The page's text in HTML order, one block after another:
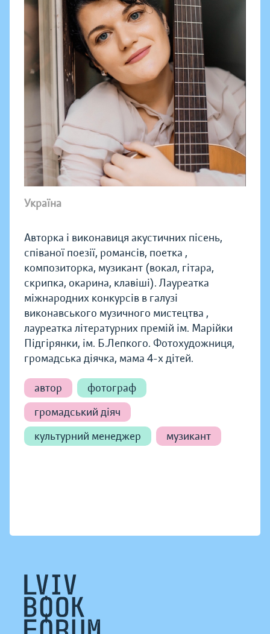
Україна
Авторка і виконавиця акустичних пісень,
співаної поезії, романсів, поетка ,
композиторка, музикант (вокал, гітара,
скрипка, окарина, клавіші). Лауреатка
міжнародних конкурсів в галузі
виконавського музичного мистецтва ,
лауреатка літературних премій ім. Марійки
Підгірянки, ім. Б.Лепкого. Фотохудожниця,
громадська діячка, мама 4-х дітей.
автор
фотограф
громадський діяч
культурний менеджер
музикант